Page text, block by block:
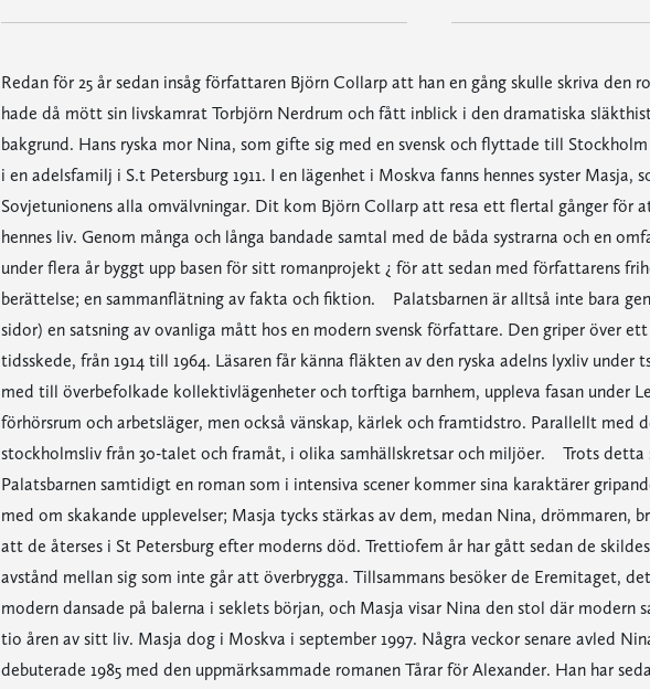
Redan för 25 år sedan insåg författaren Björn Collarp att han en gång skulle skriva den
hade då mött sin livskamrat Torbjörn Nerdrum och fått inblick i den dramatiska
bakgrund. Hans ryska mor Nina, som gifte sig med en svensk och flyttade till
i en adelsfamilj i S.t Petersburg 1911. I en lägenhet i Moskva fanns hennes syster Masja,
Sovjetunionens alla omvälvningar. Dit kom Björn Collarp att resa ett flertal gånger för
hennes liv. Genom många och långa bandade samtal med de båda systrarna och en
under flera år byggt upp basen för sitt romanprojekt ¿ för att sedan med författarens
berättelse; en sammanflätning av fakta och fiktion. Palatsbarnen är alltså inte bara
sidor) en satsning av ovanliga mått hos en modern svensk författare. Den griper över
tidsskede, från 1914 till 1964. Läsaren får känna fläkten av den ryska adelns lyxliv
med till överbefolkade kollektivlägenheter och torftiga barnhem, uppleva fasan under
förhörsrum och arbetsläger, men också vänskap, kärlek och framtidstro. Parallellt med
stockholmsliv från 30-talet och framåt, i olika samhällskretsar och miljöer. Trots detta
Palatsbarnen samtidigt en roman som i intensiva scener kommer sina karaktärer
med om skakande upplevelser; Masja tycks stärkas av dem, medan Nina, drömmaren,
att de återses i St Petersburg efter moderns död. Trettiofem år har gått sedan de
avstånd mellan sig som inte går att överbrygga. Tillsammans besöker de Eremitaget,
modern dansade på balerna i seklets början, och Masja visar Nina den stol där modern
tio åren av sitt liv. Masja dog i Moskva i september 1997. Några veckor senare avled
debuterade 1985 med den uppmärksammade romanen Tårar för Alexander. Han har